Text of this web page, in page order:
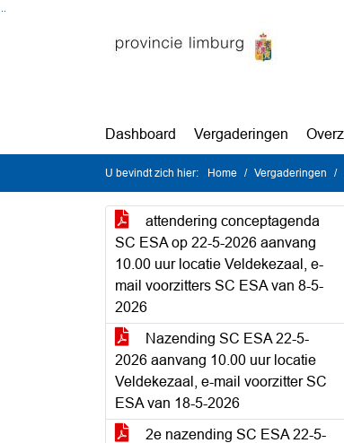
Dashboard Vergaderingen
U bevindt zich hier: Home Vergaderingen
attendering conceptagenda
SC ESA op 22-5-2026 aanvang
10.00 uur locatie Veldekezaal, e-
mail voorzitters SC ESA van 8-5-
2026
Nazending SC ESA 22-5-
2026 aanvang 10.00 uur locatie
Veldekezaal, e-mail voorzitter SC
ESA van 18-5-2026
2e nazending SC ESA 22-5-